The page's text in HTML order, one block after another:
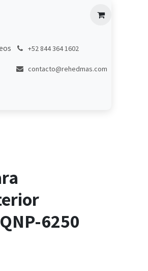
+52 844 364 1602
contacto@rehedmas.com
6250